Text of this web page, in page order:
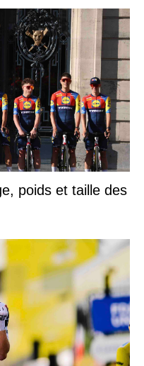
poids et taille des